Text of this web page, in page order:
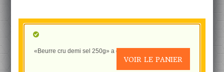
«Beurre cru demi sel 250g» a été ajouté à votre panier.
VOIR LE PANIER